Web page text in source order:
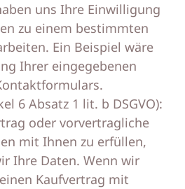
uns Ihre Einwilligung
zu einem bestimmten
Ein Beispiel wäre
Ihrer eingegebenen
6 Absatz 1 lit. b DSGVO):
oder vorvertragliche
mit Ihnen zu erfüllen,
Ihre Daten. Wenn wir
Kaufvertrag mit